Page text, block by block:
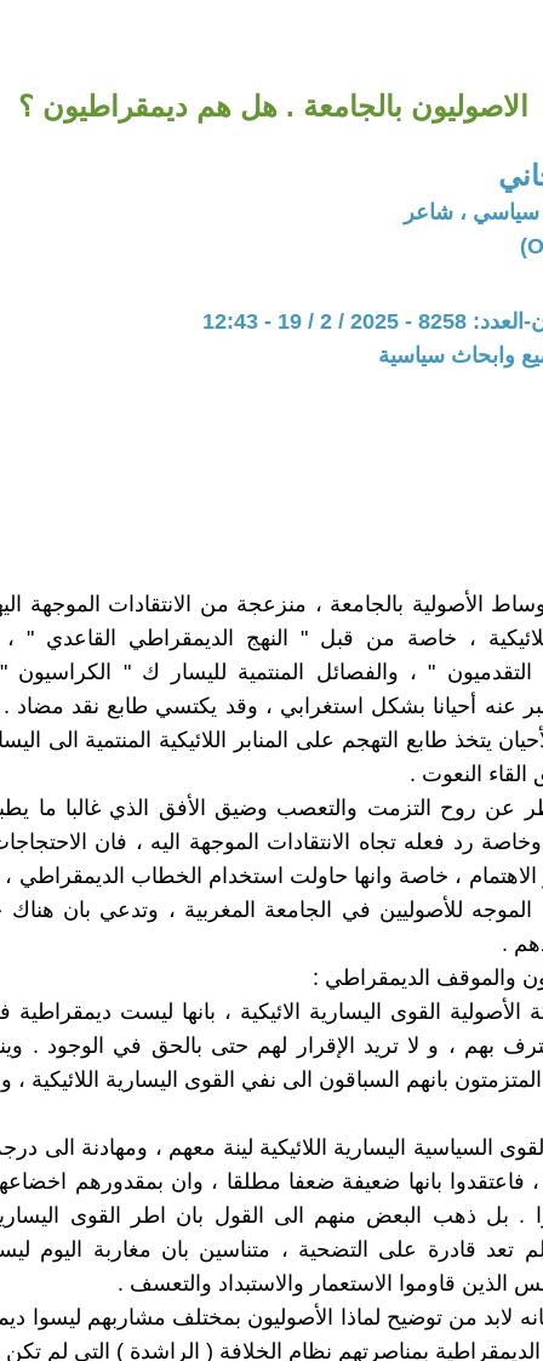
الاصوليون بالجامعة . هل هم ديمقراطيون ؟
، شاعر
/ 2 / 19 - 12:43
وابحاث سياسية
الأصولية بالجامعة ، منزعجة من الانتقادات الموجهة
، خاصة من قبل " النهج الديمقراطي القاعدي
التقدميون " ، والفصائل المنتمية لليسار ك "
عنه أحيانا بشكل استغرابي ، وقد يكتسي طابع نقد مضاد .
يتخذ طابع التهجم على المنابر اللائيكية المنتمية الى
النعوت .
عن روح التزمت والتعصب وضيق الأفق الذي غالبا ما
رد فعله تجاه الانتقادات الموجهة اليه ، فان
الاهتمام ، خاصة وانها حاولت استخدام الخطاب الديمقراطي ،
الموجه للأصوليين في الجامعة المغربية ، وتدعي بان
.
والموقف الديمقراطي :
الأصولية القوى اليسارية الائيكية ، بانها ليست
بهم ، و لا تريد الإقرار لهم حتى بالحق في الوجود .
بانهم السباقون الى نفي القوى اليسارية اللائيكية ،
السياسية اليسارية اللائيكية لينة معهم ، ومهادنة الى
فاعتقدوا بانها ضعيفة ضعفا مطلقا ، وان بمقدورهم اخضاعها
. بل ذهب البعض منهم الى القول بان اطر القوى اليسارية
تعد قادرة على التضحية ، متناسين بان مغاربة اليوم
الذين قاوموا الاستعمار والاستبداد والتعسف .
لابد من توضيح لماذا الأصوليون بمختلف مشاربهم ليسوا
بمناصرتهم نظام الخلافة ( الراشدة ) التي لم